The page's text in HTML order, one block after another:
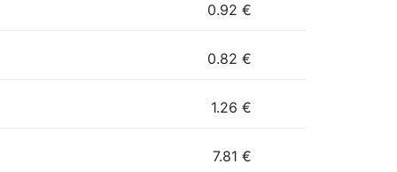
0.92 €
0.82 €
1.26 €
7.81 €